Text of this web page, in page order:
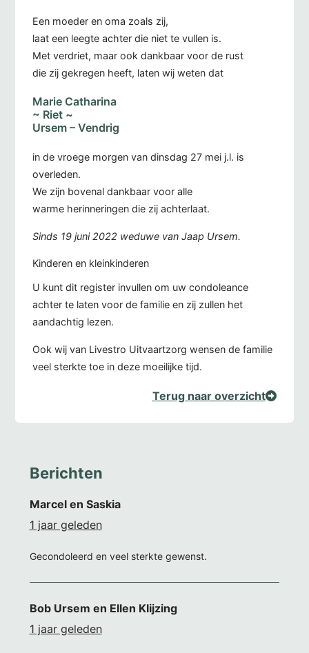
Een moeder en oma zoals zij,
laat een leegte achter die niet te vullen is.
Met verdriet, maar ook dankbaar voor de rust
die zij gekregen heeft, laten wij weten dat
Marie Catharina
~ Riet ~
Ursem – Vendrig
in de vroege morgen van dinsdag 27 mei j.l. is
overleden.
We zijn bovenal dankbaar voor alle
warme herinneringen die zij achterlaat.
Sinds 19 juni 2022 weduwe van Jaap Ursem.
Kinderen en kleinkinderen
U kunt dit register invullen om uw condoleance
achter te laten voor de familie en zij zullen het
aandachtig lezen.
Ook wij van Livestro Uitvaartzorg wensen de familie
veel sterkte toe in deze moeilijke tijd.
Terug naar overzicht
Berichten
Marcel en Saskia
1 jaar geleden
Gecondoleerd en veel sterkte gewenst.
Bob Ursem en Ellen Klijzing
1 jaar geleden